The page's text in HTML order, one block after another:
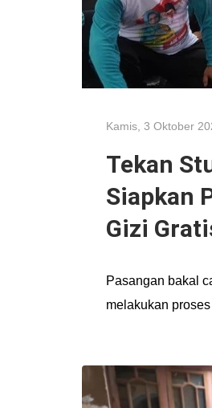
Kamis, 3 Oktober
Tekan
Siapkan
Gizi
Pasangan bakal
melakukan